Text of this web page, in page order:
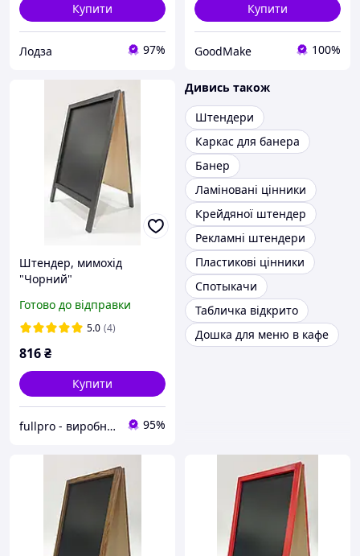
Купити
Лодза 97%
Купити
GoodMake 100%
Штендер, мимохід
"Чорний"
Готово до відправки
5.0 (4)
816₴
Купити
fullpro - виробник і постачальник товарів з акрилу, фанери, дерева та інших матеріалів на власних ви 95%
Дивись також
Штендери
Каркас для банера
Банер
Ламіновані цінники
Крейдяної штендер
Рекламні штендери
Пластикові цінники
Спотыкачи
Табличка відкрито
Дошка для меню в кафе